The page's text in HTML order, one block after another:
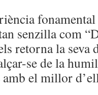
senzilla com
retorna la
se de la
el millor